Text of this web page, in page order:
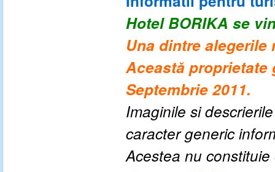
Hotel BORIKA se
Una dintre alegerile
Această proprietate
Septembrie 2011.
Imaginile si
caracter generic
Acestea nu